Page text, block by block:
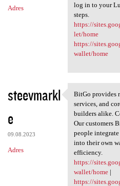
Adres
log in to your
steps.
https://
let/home
https://
wallet/home
steevmarkl
e
09.08.2023
Adres
BitGo
BitGo provides
services, and
builders alike.
Our customers
people
into their own
efficiency.
https://
wallet/home|
https://